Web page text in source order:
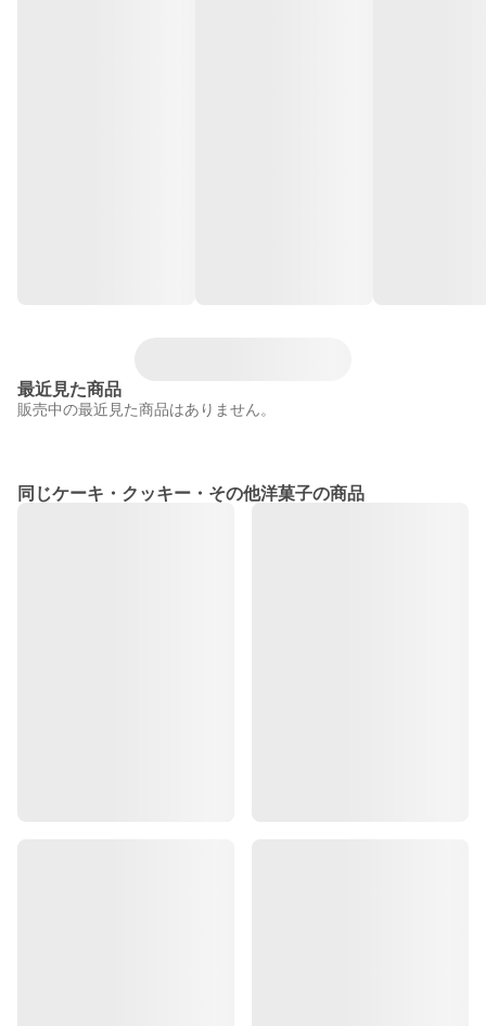
最近見た商品
販売中の最近見た商品はありません。
同じケーキ・クッキー・その他洋菓子の商品